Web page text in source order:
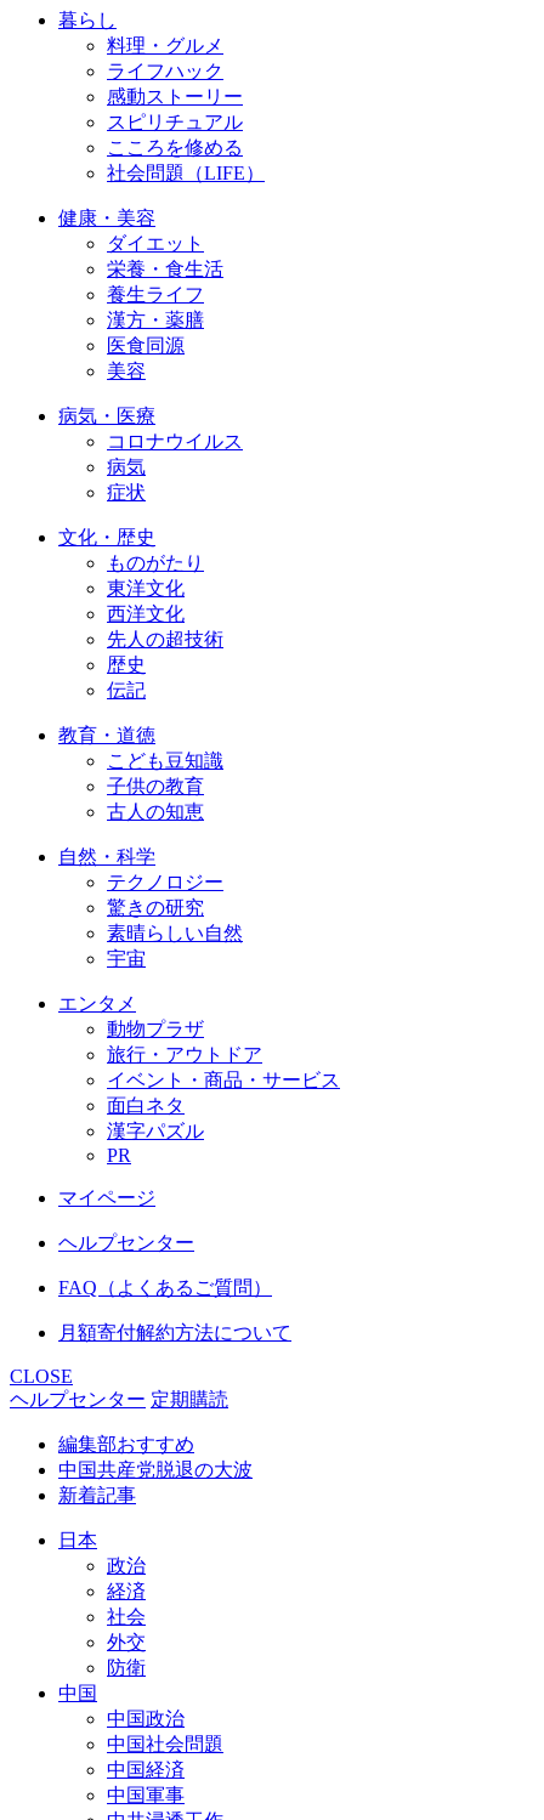
暮らし
料理・グルメ
ライフハック
感動ストーリー
スピリチュアル
こころを修める
社会問題（LIFE）
健康・美容
ダイエット
栄養・食生活
養生ライフ
漢方・薬膳
医食同源
美容
病気・医療
コロナウイルス
病気
症状
文化・歴史
ものがたり
東洋文化
西洋文化
先人の超技術
歴史
伝記
教育・道徳
こども豆知識
子供の教育
古人の知恵
自然・科学
テクノロジー
驚きの研究
素晴らしい自然
宇宙
エンタメ
動物プラザ
旅行・アウトドア
イベント・商品・サービス
面白ネタ
漢字パズル
PR
マイページ
ヘルプセンター
FAQ（よくあるご質問）
月額寄付解約方法について
CLOSE
ヘルプセンター 定期購読
編集部おすすめ
中国共産党脱退の大波
新着記事
日本
政治
経済
社会
外交
防衛
中国
中国政治
中国社会問題
中国経済
中国軍事